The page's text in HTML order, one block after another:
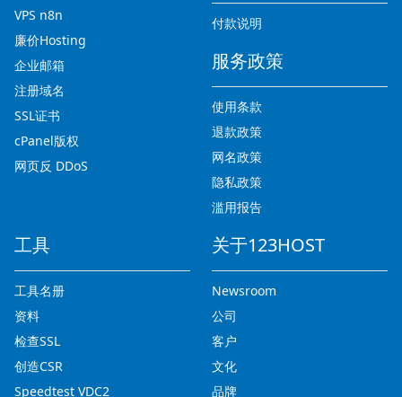
VPS n8n
廉价Hosting
企业邮箱
注册域名
SSL证书
cPanel版权
网页反 DDoS
付款说明
服务政策
使用条款
退款政策
网名政策
隐私政策
滥用报告
工具
工具名册
资料
检查SSL
创造CSR
Speedtest VDC2
关于123HOST
Newsroom
公司
客户
文化
品牌